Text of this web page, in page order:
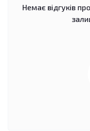
Немає відгуків